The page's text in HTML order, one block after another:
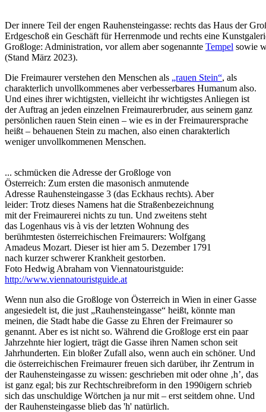
Der innere Teil der engen Rauhensteingasse: rechts das Haus der
Erdgeschoß ein Geschäft für Herrenmode und rechts eine
Großloge: Administration, vor allem aber sogenannte Tempel sowie
(Stand März 2023).
Die Freimaurer verstehen den Menschen als „rauen Stein“, als
charakterlich unvollkommenes aber verbesserbares Humanum also.
Und eines ihrer wichtigsten, vielleicht ihr wichtigstes Anliegen ist
der Auftrag an jeden einzelnen Freimaurerbruder, aus seinem ganz
persönlichen rauen Stein einen – wie es in der Freimaurersprache
heißt – behauenen Stein zu machen, also einen charakterlich
weniger unvollkommenen Menschen.
... schmücken die Adresse der Großloge von
Österreich: Zum ersten die masonisch anmutende
Adresse Rauhensteingasse 3 (das Eckhaus rechts). Aber
leider: Trotz dieses Namens hat die Straßenbezeichnung
mit der Freimaurerei nichts zu tun. Und zweitens steht
das Logenhaus vis à vis der letzten Wohnung des
berühmtesten österreichischen Freimaurers: Wolfgang
Amadeus Mozart. Dieser ist hier am 5. Dezember 1791
nach kurzer schwerer Krankheit gestorben.
Foto Hedwig Abraham von Viennatouristguide:
http://www.viennatouristguide.at
Wenn nun also die Großloge von Österreich in Wien in einer Gasse
angesiedelt ist, die just „Rauhensteingasse“ heißt, könnte man
meinen, die Stadt habe die Gasse zu Ehren der Freimaurer so
genannt. Aber es ist nicht so. Während die Großloge erst ein paar
Jahrzehnte hier logiert, trägt die Gasse ihren Namen schon seit
Jahrhunderten. Ein bloßer Zufall also, wenn auch ein schöner. Und
die österreichischen Freimaurer freuen sich darüber, ihr Zentrum in
der Rauhensteingasse zu wissen: geschrieben mit oder ohne ‚h’, das
ist ganz egal; bis zur Rechtschreibreform in den 1990igern schrieb
sich das unschuldige Wörtchen ja nur mit – erst seitdem ohne. Und
der Rauhensteingasse blieb das 'h' natürlich.